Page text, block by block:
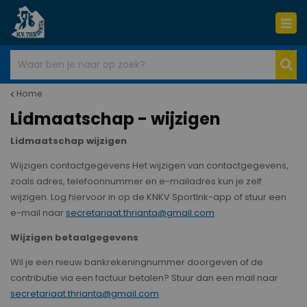
Home
Lidmaatschap - wijzigen
Lidmaatschap wijzigen
Wijzigen contactgegevens Het wijzigen van contactgegevens,
zoals adres, telefoonnummer en e-mailadres kun je zelf
wijzigen. Log hiervoor in op de KNKV Sportlnk-app of stuur een
e-mail naar secretariaat.thrianta@gmail.com
Wijzigen betaalgegevens
Wil je een nieuw bankrekeningnummer doorgeven of de
contributie via een factuur betalen? Stuur dan een mail naar
secretariaat.thrianta@gmail.com